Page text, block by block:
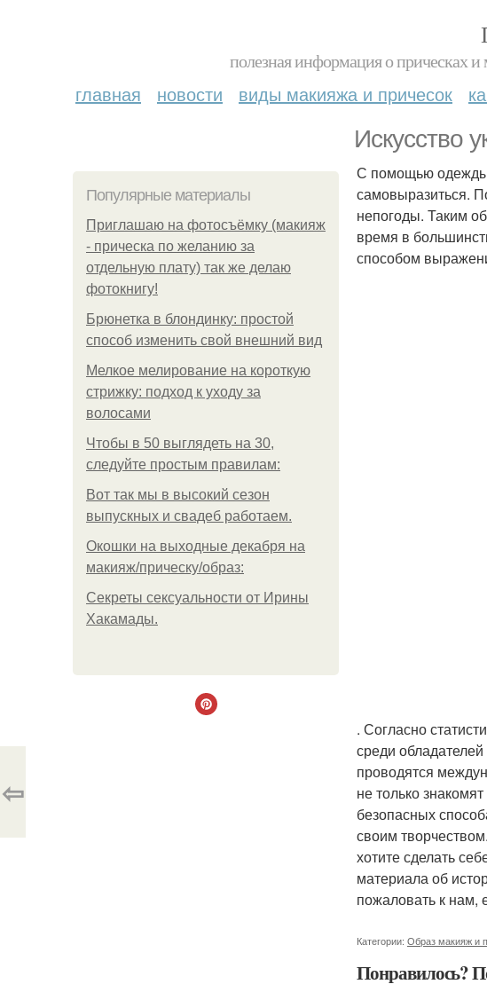
полезная информация о прическах
главная новости виды макияжа и причесок
Искусство
Популярные материалы
Приглашаю на фотосъёмку (макияж
- прическа по желанию за
отдельную плату) так же делаю
фотокнигу!
Брюнетка в блондинку: простой
способ изменить свой внешний вид
Мелкое мелирование на короткую
стрижку: подход к уходу за
волосами
Чтобы в 50 выглядеть на 30,
следуйте простым правилам:
Вот так мы в высокий сезон
выпускных и свадеб работаем.
Окошки на выходные декабря на
макияж/прическу/образ:
Секреты сексуальности от Ирины
Хакамады.
С помощью одежды,
самовыразиться.
непогоды. Таким
время в
способом
. Согласно
среди
проводятся
не только
безопасных
своим
хотите сделать
материала об
пожаловать к нам,
Категории: Образ макияж и
Понравилось?
⇦